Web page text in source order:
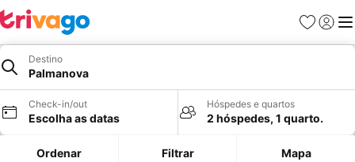
Favoritos
Iniciar
Destino
Palmanova
Check-in/out
Escolha as datas
Hóspedes e quartos
2 hóspedes, 1 quarto.
Ordenar Filtrar Mapa